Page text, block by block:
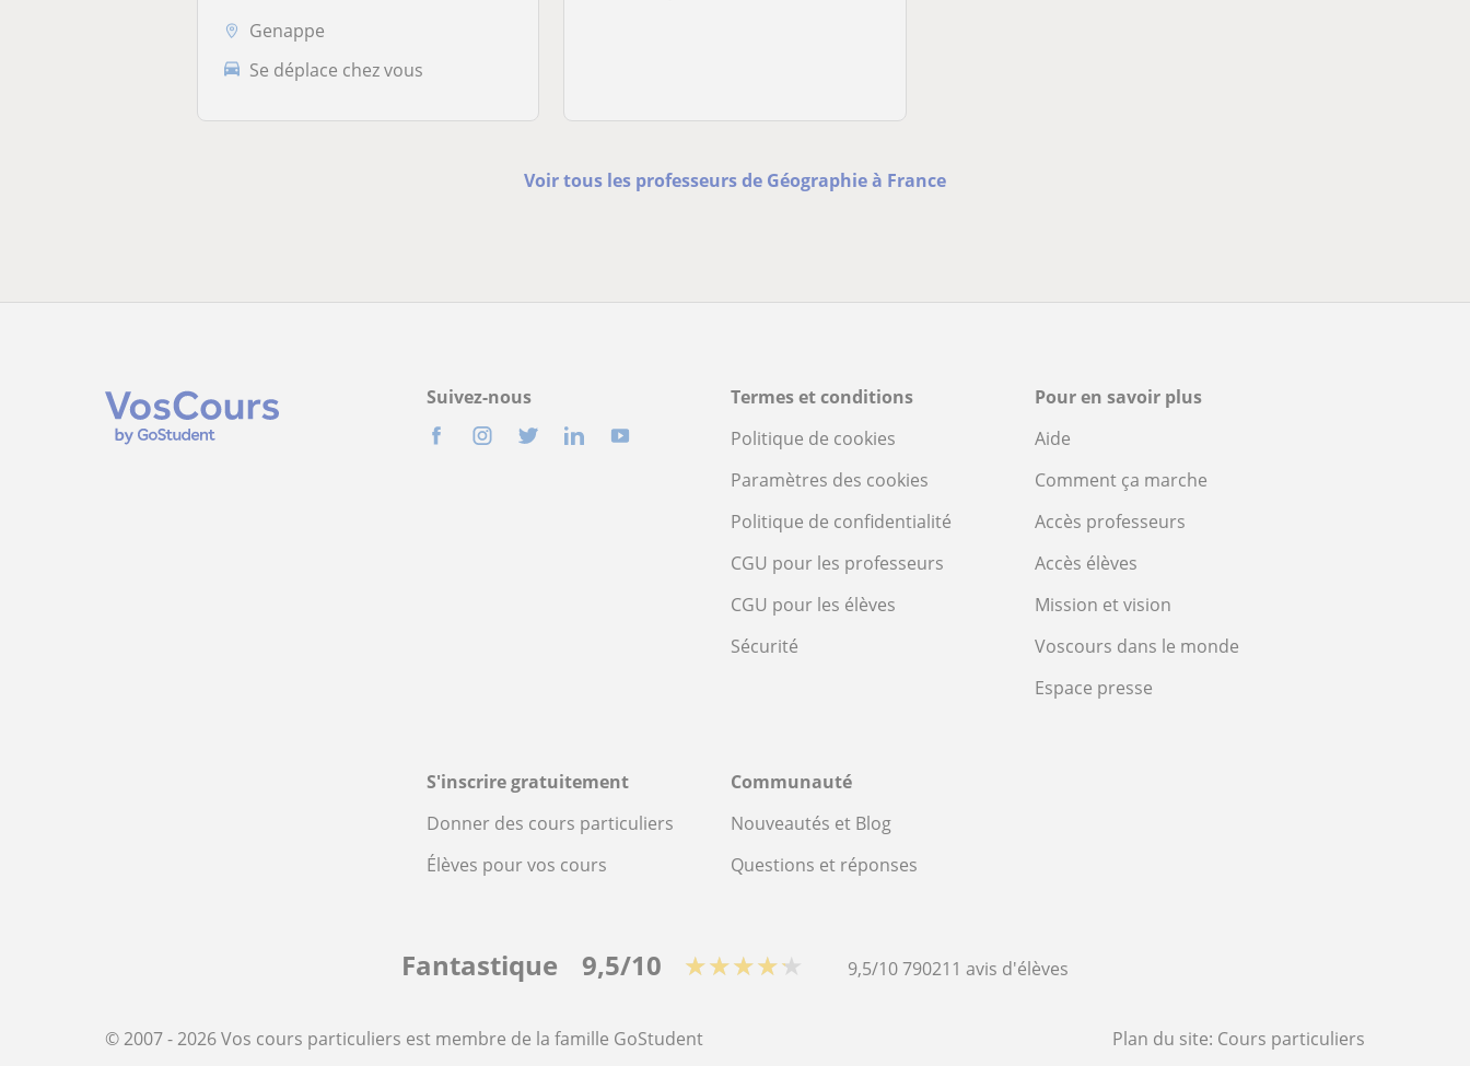
Genappe
Se déplace chez vous
Voir tous les professeurs de Géographie à France
Suivez-nous
Termes et conditions
Politique de cookies
Paramètres des cookies
Politique de confidentialité
CGU pour les professeurs
CGU pour les élèves
Sécurité
Pour en savoir plus
Aide
Comment ça marche
Accès professeurs
Accès élèves
Mission et vision
Voscours dans le monde
Espace presse
S'inscrire gratuitement
Donner des cours particuliers
Élèves pour vos cours
Communauté
Nouveautés et Blog
Questions et réponses
Fantastique 9,5/10 ★★★★★ 9,5/10790211 avis d'élèves
© 2007 - 2026 Vos cours particuliers est membre de la famille GoStudent Plan du site: Cours particuliers